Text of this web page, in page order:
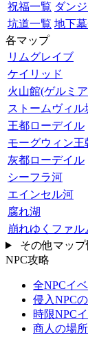
祝福一覧 ダン
坑道一覧 地下
各マップ
リムグレイブ
ケイリッド
火山館(ゲルミ
ストームヴィル
王都ローデイル
モーグウィン王
灰都ローデイル
シーフラ河
エインセル河
腐れ湖
崩れゆくファル
その他マップ
NPC攻略
全NPCイ
侵入NPC
時限NPC
商人の場